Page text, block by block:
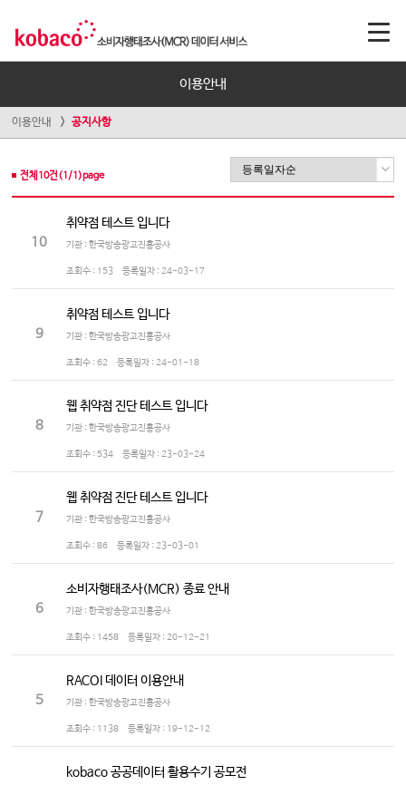
이용안내
이용안내 공지사항
전체 10건(1 /1 )page
10
취약점 테스트 입니다
기관 : 한국방송광고진흥공사
조회수 : 153 등록일자 : 24-03-17
9
취약점 테스트 입니다
기관 : 한국방송광고진흥공사
조회수 : 62 등록일자 : 24-01-18
8
웹 취약점 진단 테스트 입니다
기관 : 한국방송광고진흥공사
조회수 : 534 등록일자 : 23-03-24
7
웹 취약점 진단 테스트 입니다
기관 : 한국방송광고진흥공사
조회수 : 86 등록일자 : 23-03-01
6
소비자행태조사(MCR) 종료 안내
기관 : 한국방송광고진흥공사
조회수 : 1458 등록일자 : 20-12-21
5
RACOI 데이터 이용안내
기관 : 한국방송광고진흥공사
조회수 : 1138 등록일자 : 19-12-12
kobaco 공공데이터 활용수기 공모전